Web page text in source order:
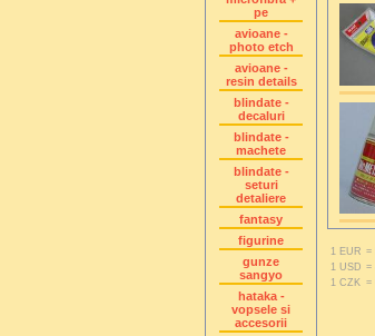
pe
avioane -
photo etch
avioane -
resin details
blindate -
decaluri
blindate -
machete
blindate -
seturi
detaliere
fantasy
figurine
gunze
sangyo
hataka -
vopsele si
accesorii
1 EUR =
1 USD =
1 CZK =